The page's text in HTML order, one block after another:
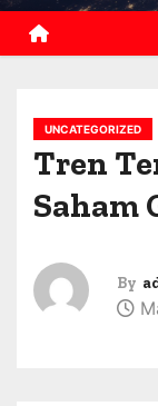
t
UNCATEGORIZED
Tren
Saham
By